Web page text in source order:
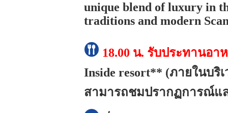
unique blend of luxury in
traditions and modern
18.00 น. รับประทานอา
Inside resort** (ภายในบ
สามารถชมปรากฏการณ์แ